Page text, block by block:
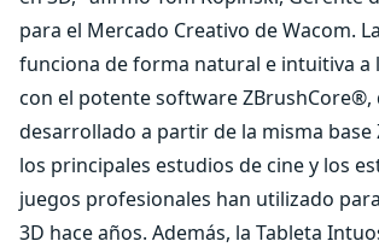
para el Mercado Creativo de Wacom.
funciona de forma natural e intuitiva a
con el potente software ZBrushCore®,
desarrollado a partir de la misma
los principales estudios de cine y los
juegos profesionales han utilizado
3D hace años. Además, la Tableta